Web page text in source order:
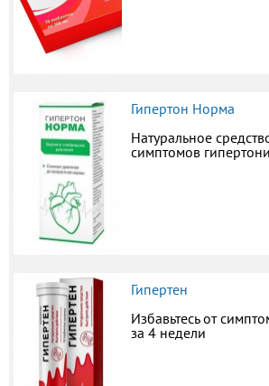
Гипертон Норма
Натуральное
симптомов
Гипертен
Избавьтесь от
за 4 недели